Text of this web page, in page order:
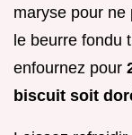
maryse pour ne
le beurre fondu
enfournez pour
biscuit soit